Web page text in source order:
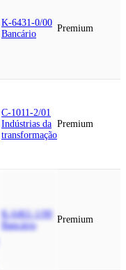
K-6431-0/00
Bancário
Premium
C-1011-2/01
Indústrias da
transformação
Premium
K-6461-1/00
Bancário
Premium